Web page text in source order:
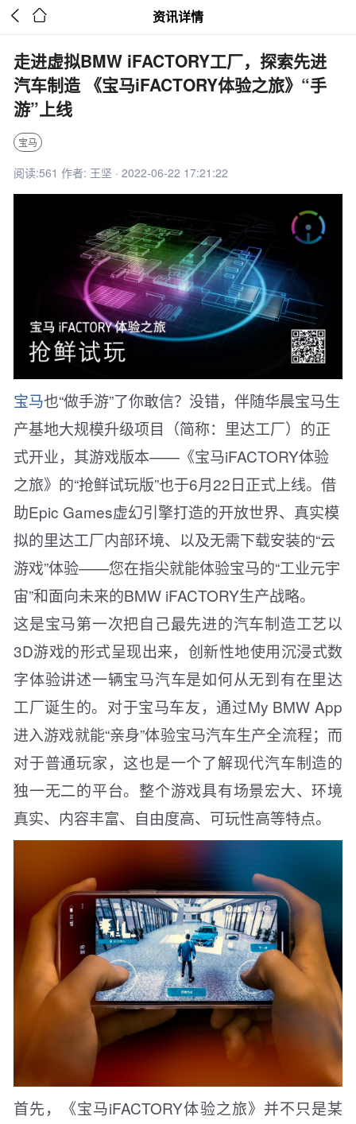
  资讯详情
走进虚拟BMW iFACTORY工厂，探索先进
汽车制造 《宝马iFACTORY体验之旅》“手
游”上线
宝马
阅读:561 作者: 王坚 · 2022-06-22 17:21:22
宝马也“做手游”了你敢信？没错，伴随华晨宝马生
产基地大规模升级项目（简称：里达工厂）的正
式开业，其游戏版本——《宝马iFACTORY体验
之旅》的“抢鲜试玩版”也于6月22日正式上线。借
助Epic Games虚幻引擎打造的开放世界、真实模
拟的里达工厂内部环境、以及无需下载安装的“云
游戏”体验——您在指尖就能体验宝马的“工业元宇
宙”和面向未来的BMW iFACTORY生产战略。
这是宝马第一次把自己最先进的汽车制造工艺以
3D游戏的形式呈现出来，创新性地使用沉浸式数
字体验讲述一辆宝马汽车是如何从无到有在里达
工厂诞生的。对于宝马车友，通过My BMW App
进入游戏就能“亲身”体验宝马汽车生产全流程；而
对于普通玩家，这也是一个了解现代汽车制造的
独一无二的平台。整个游戏具有场景宏大、环境
真实、内容丰富、自由度高、可玩性高等特点。
首先，《宝马iFACTORY体验之旅》并不只是某